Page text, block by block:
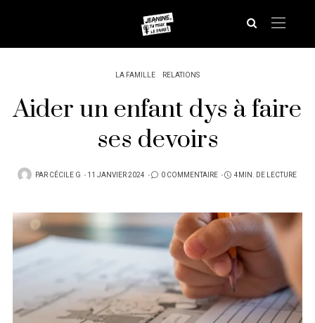
LA FAMILLE RELATIONS
Aider un enfant dys à faire
ses devoirs
PAR CÉCILE G
PUBLIÉ
11 JANVIER 2024 0 COMMENTAIRE 4MIN. DE LECTURE